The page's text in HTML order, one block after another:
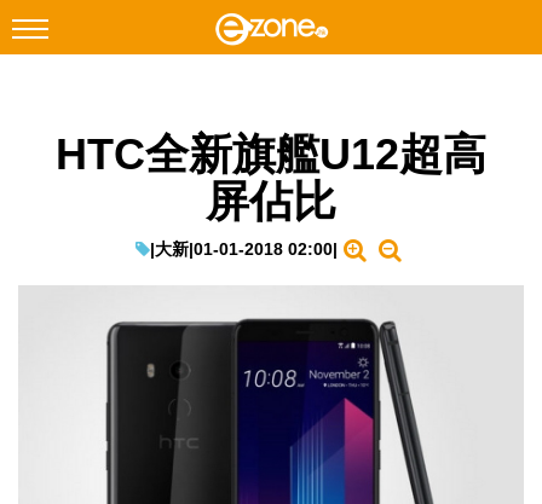
Facebook Instagram
遊戲動漫
生成式AI與雲端應用
HTC全新旗艦U12超高
屏佔比
|大新|01-01-2018 02:00|